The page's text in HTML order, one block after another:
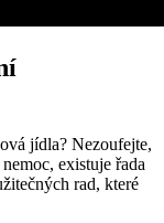
jídla? Nezoufejte,
existuje řada
rad, které